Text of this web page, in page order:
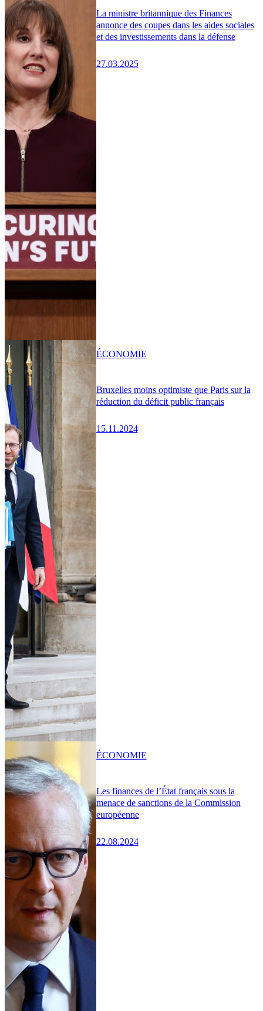
La ministre britannique des Finances
annonce des coupes dans les aides sociales
et des investissements dans la défense
27.03.2025
Bruxelles moins optimiste que Paris sur la
réduction du déficit public français
15.11.2024
ÉCONOMIE
Les finances de l’État français sous la
menace de sanctions de la Commission
européenne
22.08.2024
ÉCONOMIE